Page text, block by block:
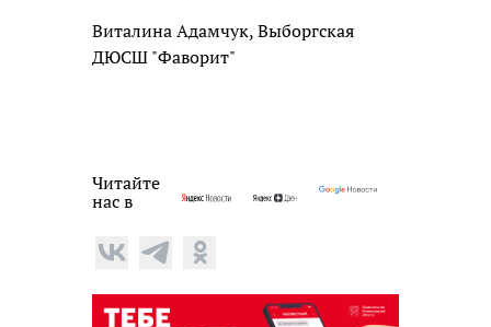
Виталина Адамчук, Выборгская
ДЮСШ "Фаворит"
Читайте
нас в